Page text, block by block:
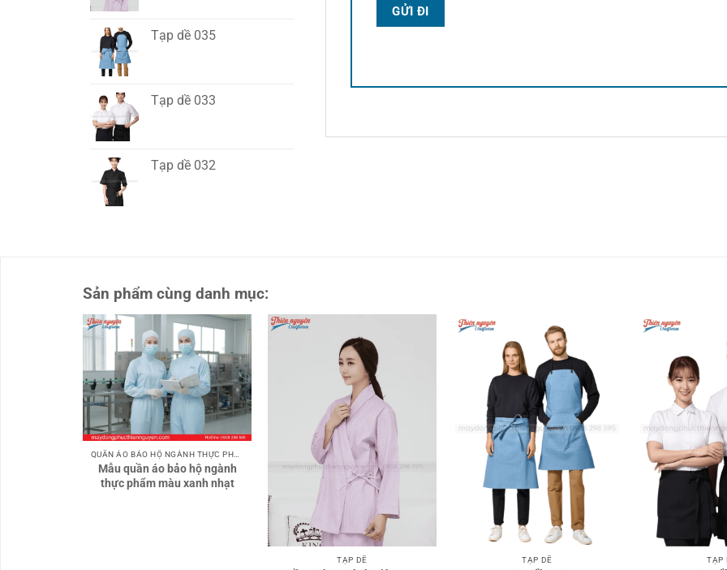
Tạp dề 035
Tạp dề 033
Tạp dề 032
Sản phẩm cùng danh mục:
QUẦN ÁO BẢO HỘ NGÀNH THỰC PHẨM
Mẫu quần áo bảo hộ ngành
thực phẩm màu xanh nhạt
TẠP DỀ TẠP DỀ TẠP